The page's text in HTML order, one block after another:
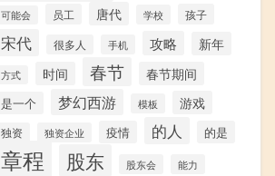
可能会 员工 唐代 学校 孩子
宋代 很多人 手机 攻略 新年
方式 时间 春节 春节期间
是一个 梦幻西游 模板 游戏
独资 独资企业 疫情 的人 的是
章程 股东 股东会 能力